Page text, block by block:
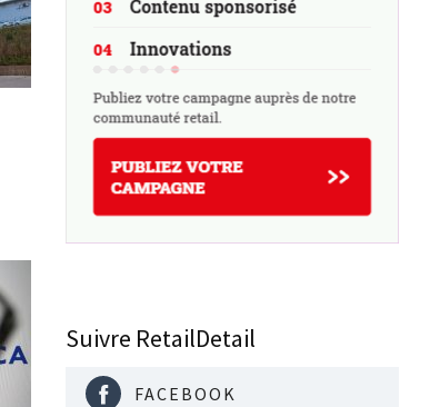
Suivre RetailDetail
FACEBOOK